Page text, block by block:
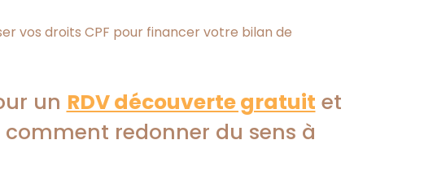
vos droits CPF pour financer votre bilan de
un RDV découverte gratuit et
redonner du sens à